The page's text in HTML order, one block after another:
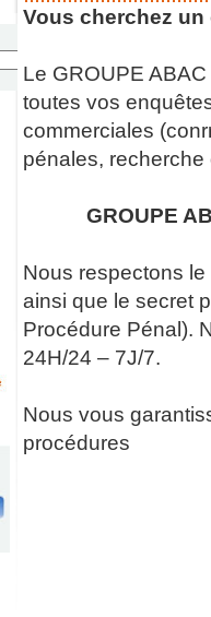
Vous cherchez un
Le GROUPE
toutes vos
commerciales
pénales,
GROUPE
Nous respectons
ainsi que le secret
Procédure Pénal).
24H/24 – 7J/7.
Nous vous
procédures